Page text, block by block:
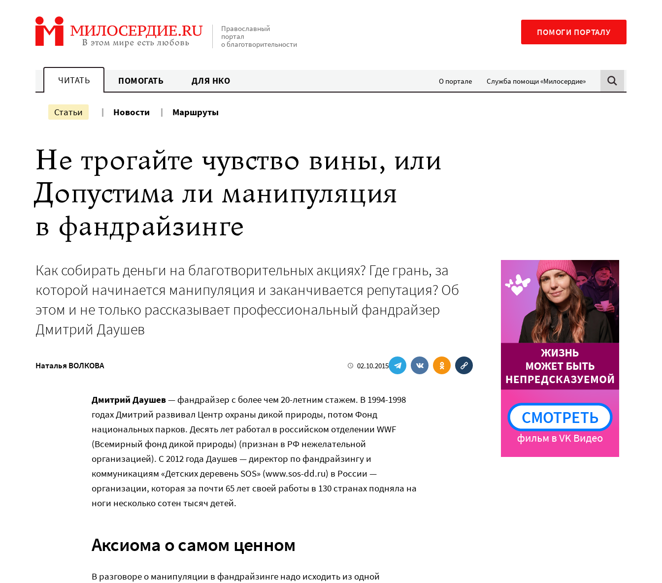
Православный
портал
о благотворительности
ПОМОГИ ПОРТАЛУ
ЧИТАТЬ ПОМОГАТЬ ДЛЯ НКО О портале Служба помощи «Милосердие»
Статьи Новости Маршруты
Не трогайте чувство вины, или
Допустима ли манипуляция
в фандрайзинге
Как собирать деньги на благотворительных акциях? Где грань, за
которой начинается манипуляция и заканчивается репутация? Об
этом и не только рассказывает профессиональный фандрайзер
Дмитрий Даушев
Наталья ВОЛКОВА 02.10.2015
Дмитрий Даушев— фандрайзер с более чем 20-летним стажем. В 1994-1998
годах Дмитрий развивал Центр охраны дикой природы, потом Фонд
национальных парков. Десять лет работал в российском отделении WWF
(Всемирный фонд дикой природы) (признан в РФ нежелательной
организацией). С 2012 года Даушев — директор по фандрайзингу и
коммуникациям «Детских деревень SOS» (www.sos-dd.ru) в России —
организации, которая за почти 65 лет своей работы в 130 странах подняла на
ноги несколько сотен тысяч детей.
Аксиома о самом ценном
В разговоре о манипуляции в фандрайзинге надо исходить из одной